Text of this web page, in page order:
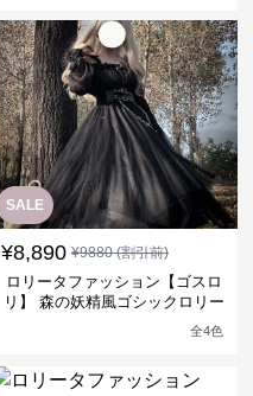
SALE
¥8,890 ¥9880(割引前)
ロリータファッション【ゴスロ
リ】 森の妖精風ゴシックロリー
全4色